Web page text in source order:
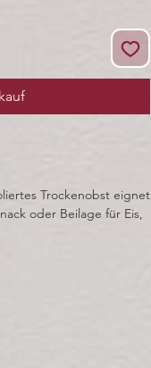
Trockenobst eignet
oder Beilage für Eis,